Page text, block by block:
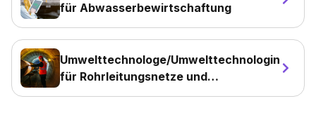
für Abwasserbewirtschaftung
Umwelttechnologe/Umwelttechnologin
für Rohrleitungsnetze und
Industrieanlagen